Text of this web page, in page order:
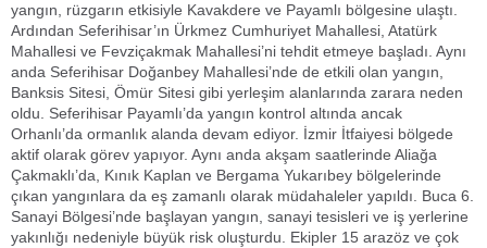
yangın, rüzgarın etkisiyle Kavakdere ve Payamlı bölgesine ulaştı.
Ardından Seferihisar’ın Ürkmez Cumhuriyet Mahallesi, Atatürk
Mahallesi ve Fevziçakmak Mahallesi’ni tehdit etmeye başladı. Aynı
anda Seferihisar Doğanbey Mahallesi’nde de etkili olan yangın,
Banksis Sitesi, Ömür Sitesi gibi yerleşim alanlarında zarara neden
oldu. Seferihisar Payamlı’da yangın kontrol altında ancak
Orhanlı’da ormanlık alanda devam ediyor. İzmir İtfaiyesi bölgede
aktif olarak görev yapıyor. Aynı anda akşam saatlerinde Aliağa
Çakmaklı’da, Kınık Kaplan ve Bergama Yukarıbey bölgelerinde
çıkan yangınlara da eş zamanlı olarak müdahaleler yapıldı. Buca 6.
Sanayi Bölgesi’nde başlayan yangın, sanayi tesisleri ve iş yerlerine
yakınlığı nedeniyle büyük risk oluşturdu. Ekipler 15 arazöz ve çok